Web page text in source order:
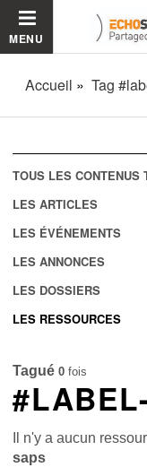
MENU
Accueil Tag
TOUS LES CONTENUS
LES ARTICLES
LES ÉVÉNEMENTS
LES ANNONCES
LES DOSSIERS
LES RESSOURCES
Tagué 0 fois
Il n'y a aucun
saps